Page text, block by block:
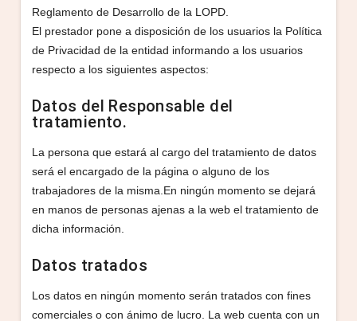
Reglamento de Desarrollo de la LOPD.
El prestador pone a disposición de los usuarios la Política
de Privacidad de la entidad informando a los usuarios
respecto a los siguientes aspectos:
Datos del Responsable del
tratamiento.
La persona que estará al cargo del tratamiento de datos
será el encargado de la página o alguno de los
trabajadores de la misma.En ningún momento se dejará
en manos de personas ajenas a la web el tratamiento de
dicha información.
Datos tratados
Los datos en ningún momento serán tratados con fines
comerciales o con ánimo de lucro. La web cuenta con un